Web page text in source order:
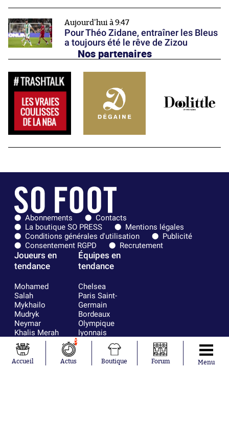
Aujourd'hui à 9:47
Pour Théo Zidane, entraîner les Bleus
a toujours été le rêve de Zizou
Nos partenaires
Abonnements
Contacts
La boutique SO PRESS
Mentions légales
Conditions générales d'utilisation
Publicité
Consentement RGPD
Recrutement
Joueurs en
tendance
Mohamed
Salah
Mykhailo
Mudryk
Neymar
Khalis Merah
Loïs Openda
Moussa
Niakhaté
Équipes en
tendance
Chelsea
Paris Saint-
Germain
Bordeaux
Olympique
lyonnais
FIFA
Real Madrid
RC Strasbourg
Accueil
5
Actus Boutique Forum Menu